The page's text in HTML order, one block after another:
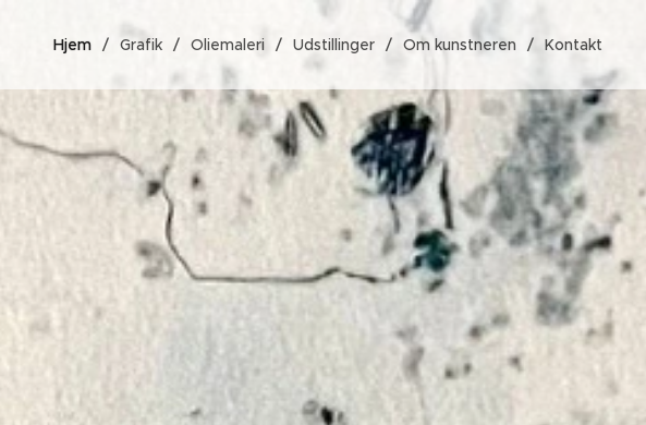
Hjem Grafik Oliemaleri Udstillinger Om kunstneren Kontakt